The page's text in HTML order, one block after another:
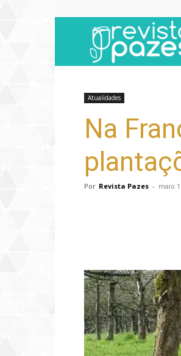
Atualidades
Na
Por Revista Pazes - maio